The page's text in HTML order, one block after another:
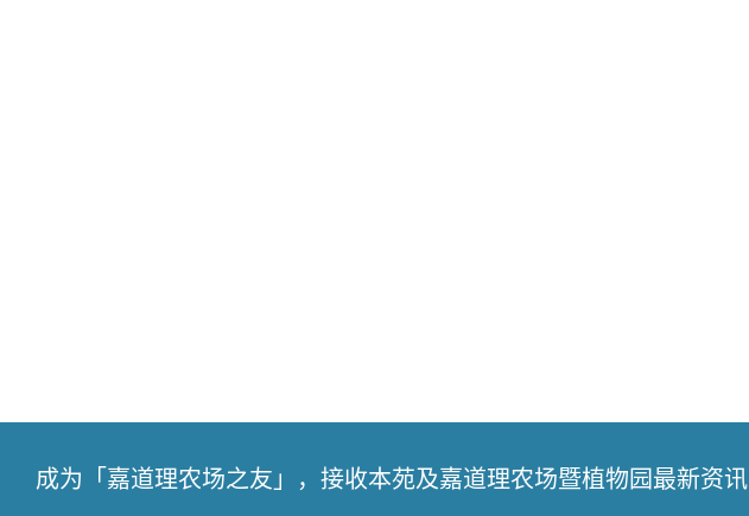
成为「嘉道理农场之友」，接收本苑及嘉道理农场暨植物园最新资讯